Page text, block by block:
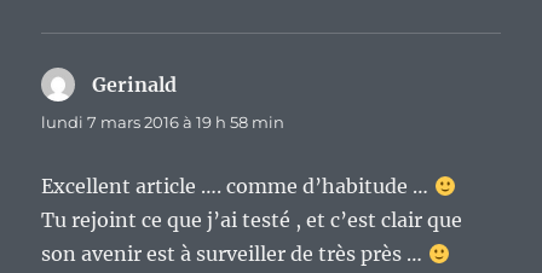
Gerinald
lundi 7 mars 2016 à 19 h 58 min
Excellent article …. comme d’habitude …
Tu rejoint ce que j’ai testé , et c’est clair que
son avenir est à surveiller de très près …